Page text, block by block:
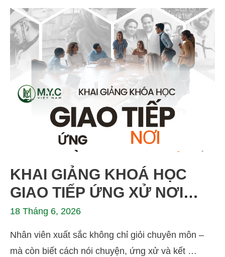
KHAI GIẢNG KHOÁ HỌC
GIAO TIẾP ỨNG XỬ NƠI
CÔNG SỞ – KỸ NĂNG
SỐNG CÒN CỦA DÂN VĂN
PHÒNG THỜI ĐẠI AI
18 Tháng 6, 2026
Nhân viên xuất sắc không chỉ giỏi chuyên môn –
mà còn biết cách nói chuyện, ứng xử và kết …